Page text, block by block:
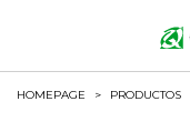
HOMEPAGE > PRODUCTOS